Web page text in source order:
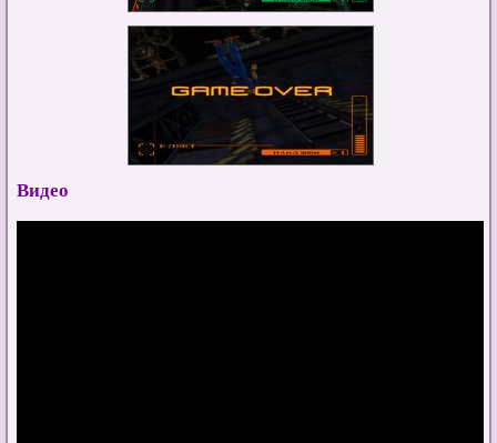
Видео